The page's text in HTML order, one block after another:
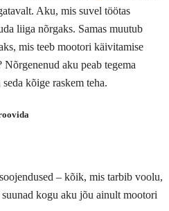
Aku, mis suvel töötas
liiga nõrgaks. Samas muutub
mis teeb mootori käivitamise
aku peab tegema
kõige raskem teha.
– kõik, mis tarbib voolu,
kogu aku jõu ainult mootori